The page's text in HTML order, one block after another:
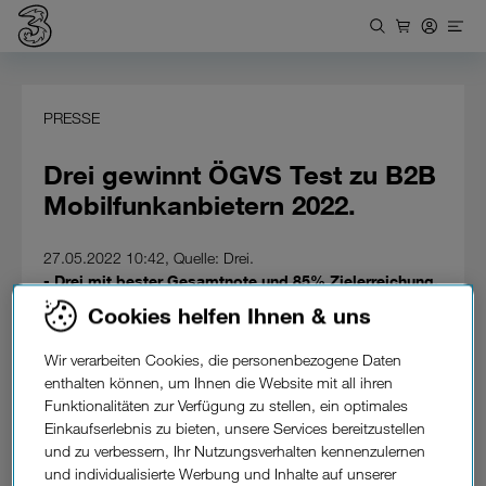
PRESSE
Drei gewinnt ÖGVS Test zu B2B
Mobilfunkanbietern 2022.
27.05.2022 10:42, Quelle: Drei.
- Drei mit bester Gesamtnote und 85% Zielerreichung.
- Kostengünstigster Tarif für Wenignutzer.
Trend gemeinsam mit der Österreichischen Gesellschaft für
Verbraucherstudien (ÖGVS) zum vierten Mal in Folge
Bestwerte.
Die Studie „Mobilfunkanbieter B2B 2022" gliedert sich in
drei Kategorien: „Tarife und Konditionen“ (60% des
Cookies helfen Ihnen & uns
Wir verarbeiten Cookies, die personenbezogene Daten
enthalten können, um Ihnen die Website mit all ihren
Funktionalitäten zur Verfügung zu stellen, ein optimales
Einkaufserlebnis zu bieten, unsere Services bereitzustellen
und zu verbessern, Ihr Nutzungsverhalten kennenzulernen
und individualisierte Werbung und Inhalte auf unserer